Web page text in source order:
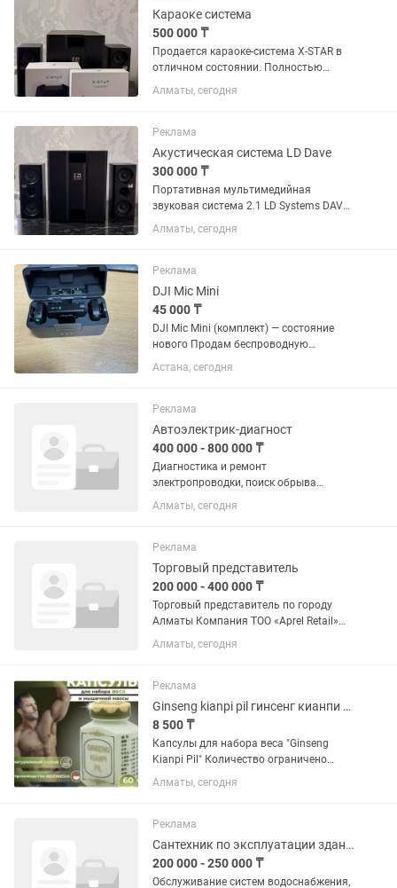
Караоке система
500 000 ₸
Продается караоке-система X-STAR в
отличном состоянии. Полностью
исправна, работает без нареканий.
Отличный вариант для дома,
качественного...
Алматы, сегодня
Реклама
Акустическая система LD Dave
300 000 ₸
Портативная мультимедийная
звуковая система 2.1 LD Systems DAVE
8 XS - мультимедийная система 2.1 с
высокопроизводительным BandPass
звукоизлучателем и двумя
сателлитами,...
Алматы, сегодня
Реклама
DJI Mic Mini
45 000 ₸
DJI Mic Mini (комплект) — состояние
нового Продам беспроводную
микрофонную систему DJI Mic Mini.
Комплектация: Зарядный кейс
Астана, сегодня
Реклама
Автоэлектрик-диагност
400 000 - 800 000 ₸
Диагностика и ремонт
электропроводки, поиск обрыва
Ремонт ЭБУ Знание и расшифровка
кодов ошибок Диагностика и ремонт
Диагностика при помощи сканера
(поиск ошибок) и их...
Алматы, сегодня
Реклама
Торговый представитель
200 000 - 400 000 ₸
Торговый представитель по городу
Алматы Компания ТОО «Aprel Retail»
Производим и реализуем колбасные и
мясные изделия под брендом «Апрель-
года и в основном ведём...
Алматы, сегодня
Реклама
Ginseng kianpi pil гинсенг кианпи пил для набора мышечной массы
8 500 ₸
Капсулы для набора веса "Ginseng
Kianpi Pil" Количество ограничено
Ginseng Kianpi Pil – это широко
известное полностью натуральное
рецептах китайской медицины,...
Алматы, сегодня
Реклама
Сантехник по эксплуатации зданий
200 000 - 250 000 ₸
Обслуживание систем водоснабжения,